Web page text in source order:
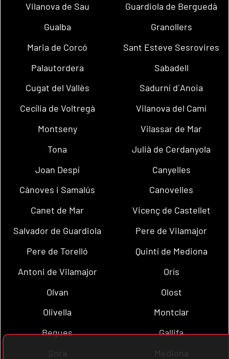
Vilanova de Sau
Guardiola de Berguedà
Gualba
Granollers
Maria de Corcó
Sant Esteve Sesrovires
Palautordera
Sabadell
Cugat del Vallès
Sadurní d´Anoia
Cecília de Voltregà
Vilanova del Camí
Montseny
Vilassar de Mar
Tona
Julià de Cerdanyola
Joan Despí
Canyelles
Cànoves i Samalús
Canovelles
Canet de Mar
Vicenç de Castellet
Salvador de Guardiola
Pere de Vilamajor
Pere de Torelló
Quintí de Mediona
Antoni de Vilamajor
Orís
Olvan
Olost
Olivella
Montclar
Begues
Gallifa
Sora
Mediona